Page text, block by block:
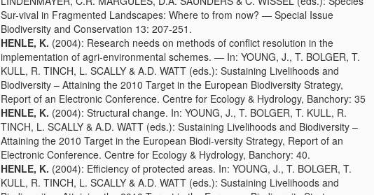
Sur-vival in Fragmented Landscapes: Where to from now? — Special Issue
Biodiversity and Conservation 13: 207-251.
HENLE, K. (2004): Research needs on methods of conflict resolution in the
implementation of agri-environmental schemes. — In: YOUNG, J., T. BOLGER, T.
KULL, R. TINCH, L. SCALLY & A.D. WATT (eds.): Sustaining Livelihoods and
Biodiversity – Attaining the 2010 Target in the European Biodiversity Strategy,
Report of an Electronic Conference. Centre for Ecology & Hydrology, Banchory: 35
HENLE, K. (2004): Structural change. In: YOUNG, J., T. BOLGER, T. KULL, R.
TINCH, L. SCALLY & A.D. WATT (eds.): Sustaining Livelihoods and Biodiversity –
Attaining the 2010 Target in the European Biodi-versity Strategy, Report of an
Electronic Conference. Centre for Ecology & Hydrology, Banchory: 40.
HENLE, K. (2004): Efficiency of protected areas. In: YOUNG, J., T. BOLGER, T.
KULL, R. TINCH, L. SCALLY & A.D. WATT (eds.): Sustaining Livelihoods and